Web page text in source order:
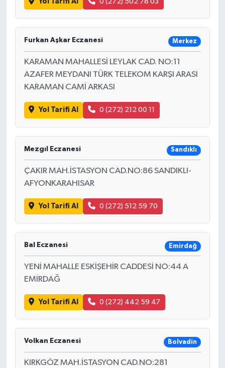
Furkan Aşkar Eczanesi Merkez
KARAMAN MAHALLESİ LEYLAK CAD. NO:11
AZAFER MEYDANI TÜRK TELEKOM KARŞI ARASI
KARAMAN CAMİ ARKASI
Yol Tarifi Al 0 (272) 212 00 11
Mezgıl Eczanesi Sandıklı
ÇAKIR MAH.İSTASYON CAD.NO:86 SANDIKLI-
AFYONKARAHISAR
Yol Tarifi Al 0 (272) 512 59 70
Bal Eczanesi Emirdağ
YENİ MAHALLE ESKİŞEHİR CADDESİ NO:44 A
EMİRDAĞ
Yol Tarifi Al 0 (272) 442 59 47
Volkan Eczanesi Bolvadin
KIRKGÖZ MAH.İSTASYON CAD.NO:281